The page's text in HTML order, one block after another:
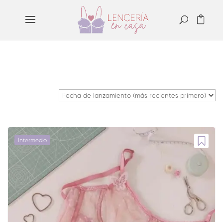
Intermedio